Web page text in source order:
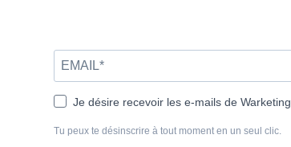
Je désire recevoir les e-mails de Warketing.
Tu peux te désinscrire à tout moment en un seul clic.